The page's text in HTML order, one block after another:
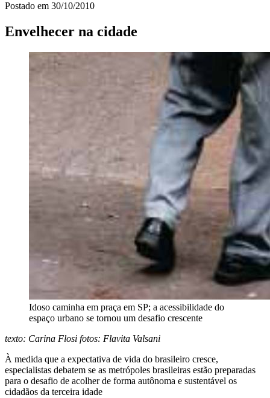
Postado em 30/10/2010
Envelhecer na cidade
Idoso caminha em praça em SP; a acessibilidade do
espaço urbano se tornou um desafio crescente
texto: Carina Flosi fotos: Flavita Valsani
À medida que a expectativa de vida do brasileiro cresce,
especialistas debatem se as metrópoles brasileiras estão preparadas
para o desafio de acolher de forma autônoma e sustentável os
cidadãos da terceira idade